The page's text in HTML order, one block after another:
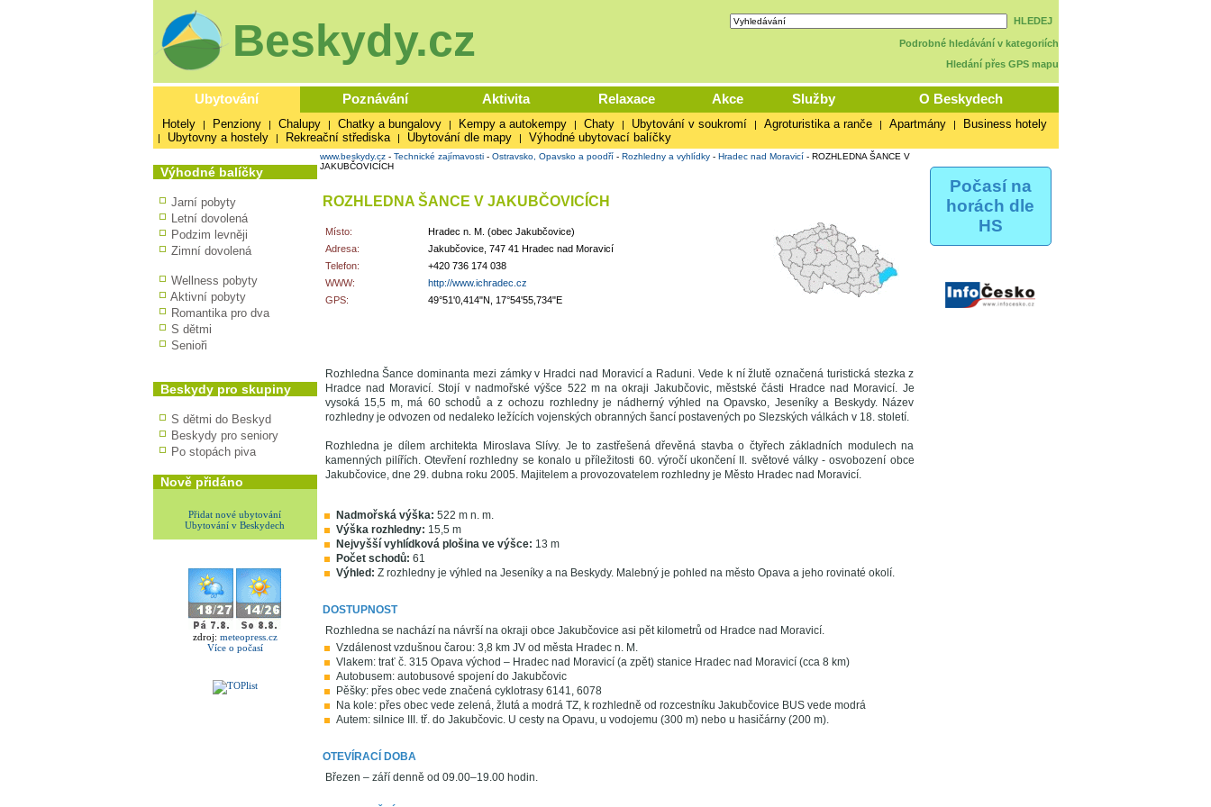
Beskydy.cz HLEDEJ
Podrobné hledávání v kategoriích
Hledání přes GPS mapu
Ubytování Poznávání Aktivita Relaxace Akce Služby O Beskydech
Hotely | Penziony | Chalupy | Chatky a bungalovy | Kempy a autokempy | Chaty | Ubytování v soukromí | Agroturistika a ranče | Apartmány | Business hotely
| Ubytovny a hostely | Rekreační střediska | Ubytování dle mapy | Výhodné ubytovací balíčky
Výhodné balíčky
Jarní pobyty
Letní dovolená
Podzim levněji
Zimní dovolená
Wellness pobyty
Aktivní pobyty
Romantika pro dva
S dětmi
Senioři
Beskydy pro skupiny
S dětmi do Beskyd
Beskydy pro seniory
Po stopách piva
Nově přidáno
Přidat nové ubytování
Ubytování v Beskydech
zdroj: meteopress.cz
Více o počasí
www.beskydy.cz- Technické zajímavosti- Ostravsko, Opavsko a poodří- Rozhledny a vyhlídky- Hradec nad Moravicí- ROZHLEDNA ŠANCE V
JAKUBČOVICÍCH
ROZHLEDNA ŠANCE V JAKUBČOVICÍCH
Místo:
Hradec n. M. (obec Jakubčovice)
Adresa:
Jakubčovice, 747 41 Hradec nad Moravicí
Telefon:
+420 736 174 038
WWW:
http://www.ichradec.cz
GPS:
49°51'0,414"N, 17°54'55,734"E
Rozhledna Šance dominanta mezi zámky v Hradci nad Moravicí a Raduni. Vede k ní žlutě označená turistická stezka z
Hradce nad Moravicí. Stojí v nadmořské výšce 522 m na okraji Jakubčovic, městské části Hradce nad Moravicí. Je
vysoká 15,5 m, má 60 schodů a z ochozu rozhledny je nádherný výhled na Opavsko, Jeseníky a Beskydy. Název
rozhledny je odvozen od nedaleko ležících vojenských obranných šancí postavených po Slezských válkách v 18. století.
Rozhledna je dílem architekta Miroslava Slívy. Je to zastřešená dřevěná stavba o čtyřech základních modulech na
kamenných pilířích. Otevření rozhledny se konalo u příležitosti 60. výročí ukončení II. světové války - osvobození obce
Jakubčovice, dne 29. dubna roku 2005. Majitelem a provozovatelem rozhledny je Město Hradec nad Moravicí.
Nadmořská výška: 522 m n. m.
Výška rozhledny: 15,5 m
Nejvyšší vyhlídková plošina ve výšce: 13 m
Počet schodů: 61
Výhled: Z rozhledny je výhled na Jeseníky a na Beskydy. Malebný je pohled na město Opava a jeho rovinaté okolí.
DOSTUPNOST
Rozhledna se nachází na návrší na okraji obce Jakubčovice asi pět kilometrů od Hradce nad Moravicí.
Vzdálenost vzdušnou čarou: 3,8 km JV od města Hradec n. M.
Vlakem: trať č. 315 Opava východ – Hradec nad Moravicí (a zpět) stanice Hradec nad Moravicí (cca 8 km)
Autobusem: autobusové spojení do Jakubčovic
Pěšky: přes obec vede značená cyklotrasy 6141, 6078
Na kole: přes obec vede zelená, žlutá a modrá TZ, k rozhledně od rozcestníku Jakubčovice BUS vede modrá
Autem: silnice III. tř. do Jakubčovic. U cesty na Opavu, u vodojemu (300 m) nebo u hasičárny (200 m).
OTEVÍRACÍ DOBA
Březen – září denně od 09.00–19.00 hodin.
Počasí na
horách dle
HS